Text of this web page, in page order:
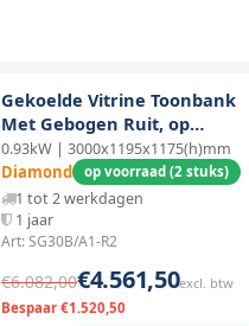
Gekoelde Vitrine Toonbank
Met Gebogen Ruit, op
Sokkels
0.93kW | 3000x1195x1175(h)mm
Diamond op voorraad (2 stuks)
1 tot 2 werkdagen
1 jaar
Art: SG30B/A1-R2
€6.082,00€4.561,50excl. btw
Bespaar €1.520,50